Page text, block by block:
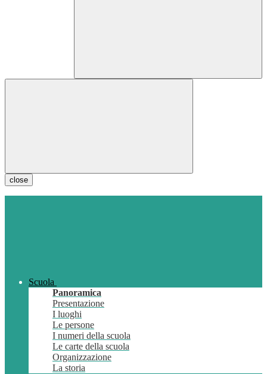
close
Scuola
Panoramica
Presentazione
I luoghi
Le persone
I numeri della scuola
Le carte della scuola
Organizzazione
La storia